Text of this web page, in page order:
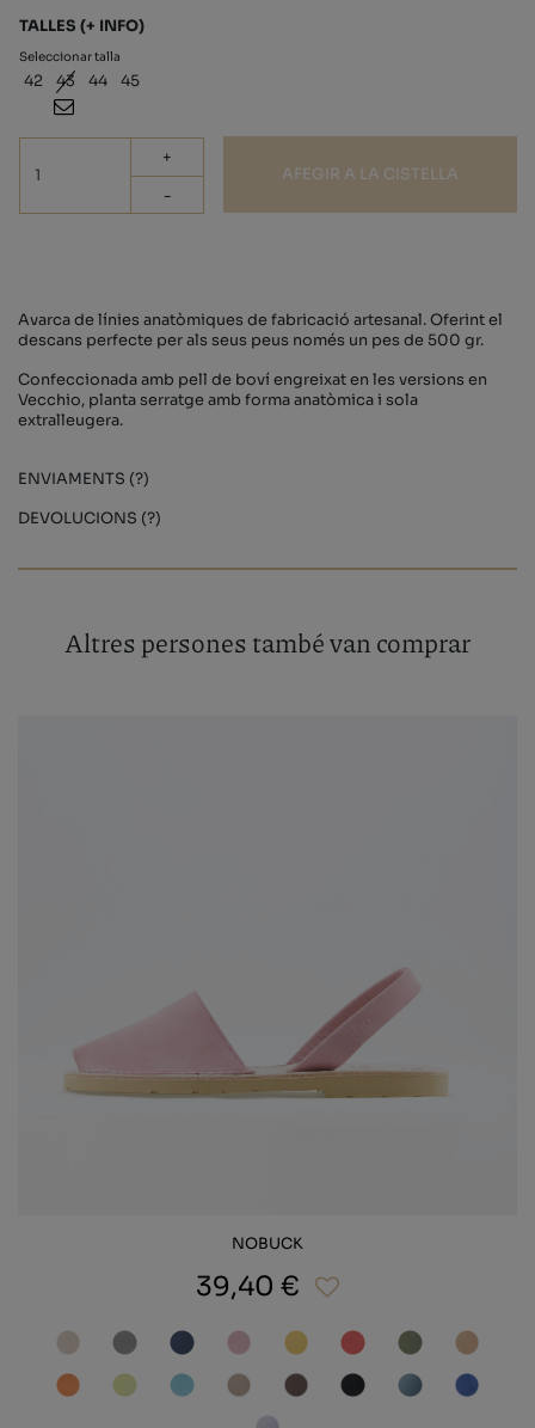
TALLES (+ INFO)
Seleccionar talla
42 43 44 45
+
-
AFEGIR A LA CISTELLA
Avarca de línies anatòmiques de fabricació artesanal. Oferint el
descans perfecte per als seus peus només un pes de 500 gr.
Confeccionada amb pell de boví engreixat en les versions en
Vecchio, planta serratge amb forma anatòmica i sola
extralleugera.
ENVIAMENTS (?)
DEVOLUCIONS (?)
Altres persones també van comprar
NOBUCK
39,40 €